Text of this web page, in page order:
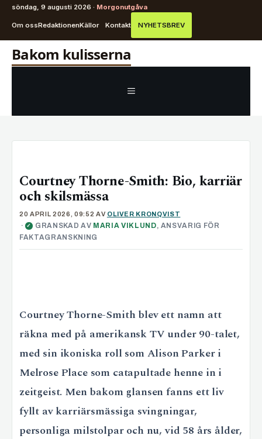
söndag, 9 augusti 2026 · Morgonutgåva
Om ossRedaktionenKällor Kontakt NYHETSBREV
HoppaBakom kulisserna
MENY
Courtney Thorne-Smith: Bio, karriär
och skilsmässa
20 APRIL 2026, 09:52 AV OLIVER KRONQVIST
· ✓ GRANSKAD AV MARIA VIKLUND, ANSVARIG FÖR
FAKTAGRANSKNING
Courtney Thorne-Smith blev ett namn att
räkna med på amerikansk TV under 90-talet,
med sin ikoniska roll som Alison Parker i
Melrose Place som catapultade henne in i
zeitgeist. Men bakom glansen fanns ett liv
fyllt av karriärsmässiga svingningar,
personliga milstolpar och nu, vid 58 års ålder,